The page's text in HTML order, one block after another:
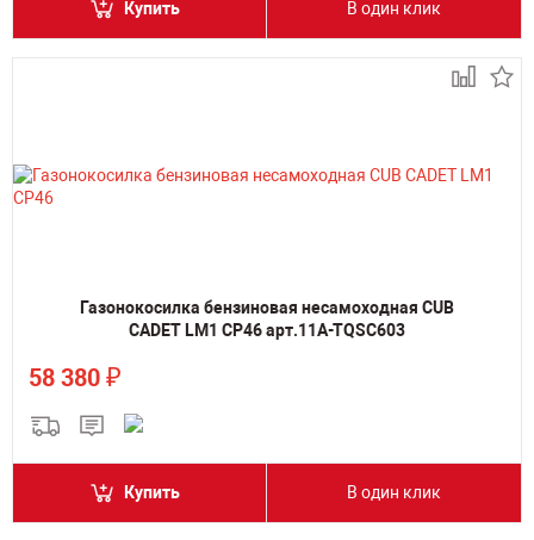
Купить В один клик
Газонокосилка бензиновая несамоходная CUB
CADET LM1 CP46 арт.11A-TQSC603
58 380 ₽
Купить В один клик